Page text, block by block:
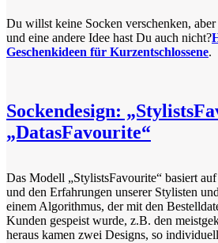
Du willst keine Socken verschenken,
und eine andere Idee hast Du auch nicht?
Geschenkideen für Kurzentschlossene.
Sockendesign:
„DatasFavourite“
Das Modell „StylistsFavourite“ basiert
und den Erfahrungen unserer Stylisten
einem Algorithmus, der mit den
Kunden gespeist wurde, z.B. den
heraus kamen zwei Designs, so